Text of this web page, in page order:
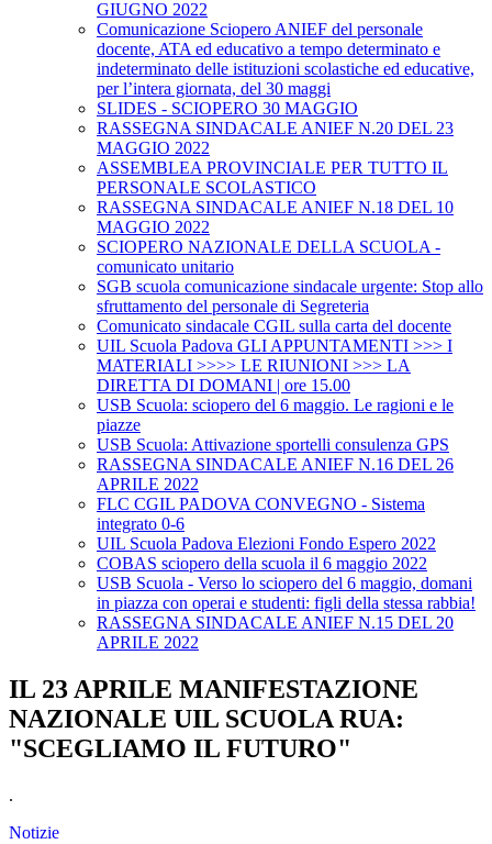
GIUGNO 2022
Comunicazione Sciopero ANIEF del personale
docente, ATA ed educativo a tempo determinato e
indeterminato delle istituzioni scolastiche ed educative,
per l’intera giornata, del 30 maggi
SLIDES - SCIOPERO 30 MAGGIO
RASSEGNA SINDACALE ANIEF N.20 DEL 23
MAGGIO 2022
ASSEMBLEA PROVINCIALE PER TUTTO IL
PERSONALE SCOLASTICO
RASSEGNA SINDACALE ANIEF N.18 DEL 10
MAGGIO 2022
SCIOPERO NAZIONALE DELLA SCUOLA -
comunicato unitario
SGB scuola comunicazione sindacale urgente: Stop allo
sfruttamento del personale di Segreteria
Comunicato sindacale CGIL sulla carta del docente
UIL Scuola Padova GLI APPUNTAMENTI >>> I
MATERIALI >>>> LE RIUNIONI >>> LA
DIRETTA DI DOMANI | ore 15.00
USB Scuola: sciopero del 6 maggio. Le ragioni e le
piazze
USB Scuola: Attivazione sportelli consulenza GPS
RASSEGNA SINDACALE ANIEF N.16 DEL 26
APRILE 2022
FLC CGIL PADOVA CONVEGNO - Sistema
integrato 0-6
UIL Scuola Padova Elezioni Fondo Espero 2022
COBAS sciopero della scuola il 6 maggio 2022
USB Scuola - Verso lo sciopero del 6 maggio, domani
in piazza con operai e studenti: figli della stessa rabbia!
RASSEGNA SINDACALE ANIEF N.15 DEL 20
APRILE 2022
IL 23 APRILE MANIFESTAZIONE
NAZIONALE UIL SCUOLA RUA:
"SCEGLIAMO IL FUTURO"
.
Notizie